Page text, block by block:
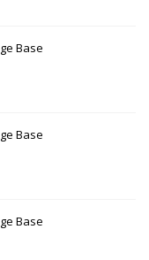
Base
Base
Base